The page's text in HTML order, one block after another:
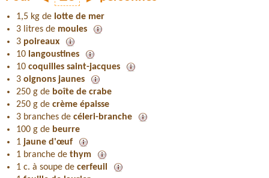
1,5 kg de lotte de mer
3 litres de moules
3 poireaux
10 langoustines
10 coquilles saint-jacques
3 oignons jaunes
250 g de boîte de crabe
250 g de crème épaisse
3 branches de céleri-branche
100 g de beurre
1 jaune d'œuf
1 branche de thym
1 c. à soupe de cerfeuil